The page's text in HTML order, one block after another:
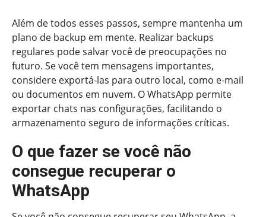
Além de todos esses passos, sempre mantenha um
plano de backup em mente. Realizar backups
regulares pode salvar você de preocupações no
futuro. Se você tem mensagens importantes,
considere exportá-las para outro local, como e-mail
ou documentos em nuvem. O WhatsApp permite
exportar chats nas configurações, facilitando o
armazenamento seguro de informações críticas.
O que fazer se você não
consegue recuperar o
WhatsApp